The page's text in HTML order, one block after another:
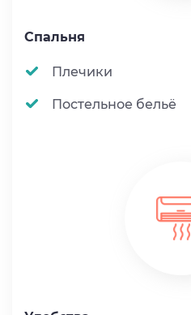
Спальня
Плечики
Постельное бельё